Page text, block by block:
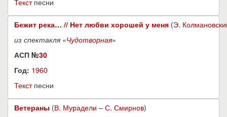
Текстпесни
Бежит река… // Нет любви хорошей у меня (Э.
из спектакля «Чудотворная»
АСП №30
Год: 1960
Текстпесни
Ветераны (В. Мурадели – С. Смирнов)